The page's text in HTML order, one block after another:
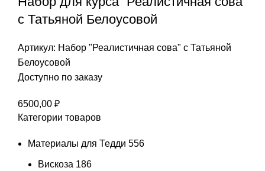
с Татьяной Белоусовой
Артикул: Набор "Реалистичная сова" с Татьяной
Белоусовой
Доступно по заказу
6500,00 ₽
Категории товаров
Материалы для Тедди 556
Вискоза 186